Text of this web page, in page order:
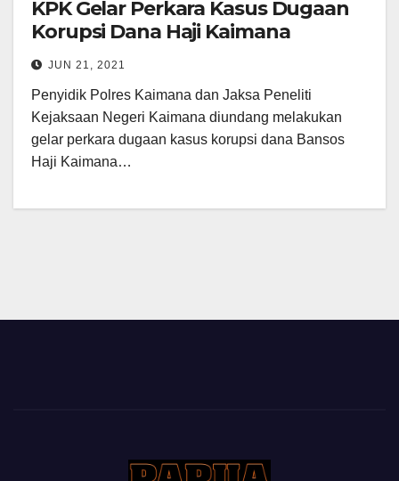
KPK Gelar Perkara Kasus Dugaan
Korupsi Dana Haji Kaimana
JUN 21, 2021
Penyidik Polres Kaimana dan Jaksa Peneliti
Kejaksaan Negeri Kaimana diundang melakukan
gelar perkara dugaan kasus korupsi dana Bansos
Haji Kaimana…